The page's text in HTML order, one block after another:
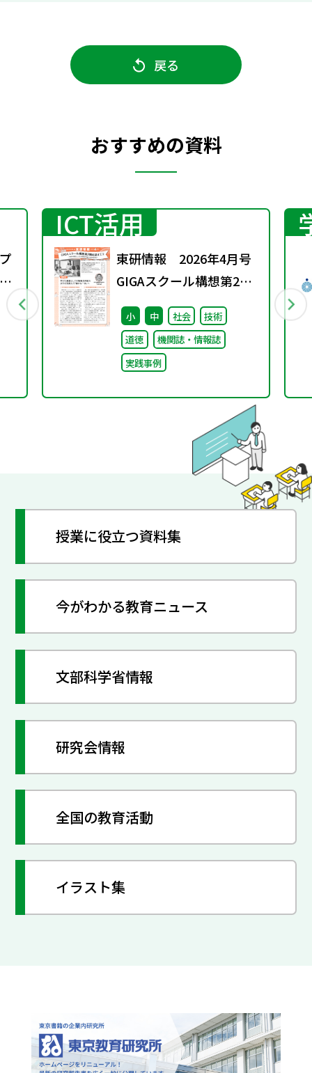
戻る
おすすめの資料
ICT活用
東研情報 2026年4月号
GIGAスクール構想第2期
を迎えて ③
小 中 社会
技術
道徳
機関誌・情報誌
実践事例
授業に役立つ資料集
今がわかる教育ニュース
文部科学省情報
研究会情報
全国の教育活動
イラスト集